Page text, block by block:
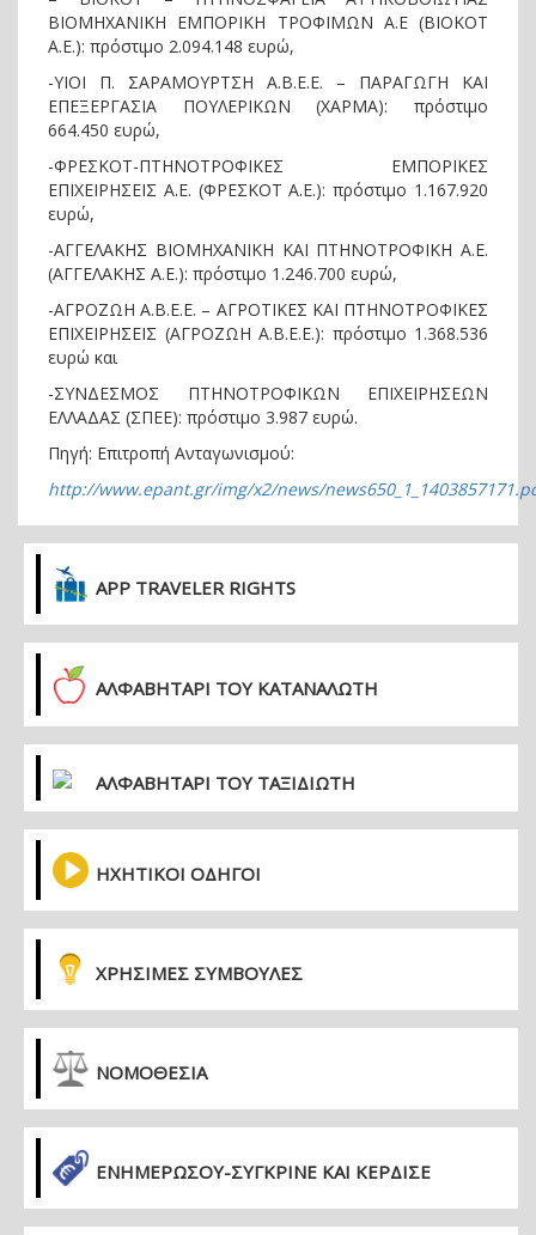
ΒΙΟΜΗΧΑΝΙΚΗ ΕΜΠΟΡΙΚΗ ΤΡΟΦΙΜΩΝ Α.Ε (ΒΙΟΚΟΤ
Α.Ε.): πρόστιμο 2.094.148 ευρώ,
-ΥΙΟΙ Π. ΣΑΡΑΜΟΥΡΤΣΗ Α.Β.Ε.Ε. – ΠΑΡΑΓΩΓΗ ΚΑΙ
ΕΠΕΞΕΡΓΑΣΙΑ ΠΟΥΛΕΡΙΚΩΝ (ΧΑΡΜΑ): πρόστιμο
664.450 ευρώ,
-ΦΡΕΣΚΟΤ-ΠΤΗΝΟΤΡΟΦΙΚΕΣ ΕΜΠΟΡΙΚΕΣ
ΕΠΙΧΕΙΡΗΣΕΙΣ Α.Ε. (ΦΡΕΣΚΟΤ Α.Ε.): πρόστιμο 1.167.920
ευρώ,
-ΑΓΓΕΛΑΚΗΣ ΒΙΟΜΗΧΑΝΙΚΗ ΚΑΙ ΠΤΗΝΟΤΡΟΦΙΚΗ Α.Ε.
(ΑΓΓΕΛΑΚΗΣ Α.Ε.): πρόστιμο 1.246.700 ευρώ,
-ΑΓΡΟΖΩΗ Α.Β.Ε.Ε. – ΑΓΡΟΤΙΚΕΣ ΚΑΙ ΠΤΗΝΟΤΡΟΦΙΚΕΣ
ΕΠΙΧΕΙΡΗΣΕΙΣ (ΑΓΡΟΖΩΗ Α.Β.Ε.Ε.): πρόστιμο 1.368.536
ευρώ και
-ΣΥΝΔΕΣΜΟΣ ΠΤΗΝΟΤΡΟΦΙΚΩΝ ΕΠΙΧΕΙΡΗΣΕΩΝ
ΕΛΛΑΔΑΣ (ΣΠΕΕ): πρόστιμο 3.987 ευρώ.
Πηγή: Επιτροπή Ανταγωνισμού:
http://www.epant.gr/img/x2/news/news650_1_1403857171.
APP TRAVELER RIGHTS
ΑΛΦΑΒΗΤΑΡΙ ΤΟΥ ΚΑΤΑΝΑΛΩΤΗ
ΑΛΦΑΒΗΤΑΡΙ ΤΟΥ ΤΑΞΙΔΙΩΤΗ
ΗΧΗΤΙΚΟΙ ΟΔΗΓΟΙ
ΧΡΗΣΙΜΕΣ ΣΥΜΒΟΥΛΕΣ
ΝΟΜΟΘΕΣΙΑ
ΕΝΗΜΕΡΏΣΟΥ-ΣΎΓΚΡΙΝΕ ΚΑΙ ΚΈΡΔΙΣΕ